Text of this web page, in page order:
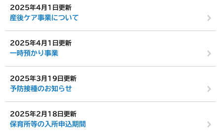
2025年4月1日更新
産後ケア事業について
2025年4月1日更新
一時預かり事業
2025年3月19日更新
予防接種のお知らせ
2025年2月18日更新
保育所等の入所申込期間